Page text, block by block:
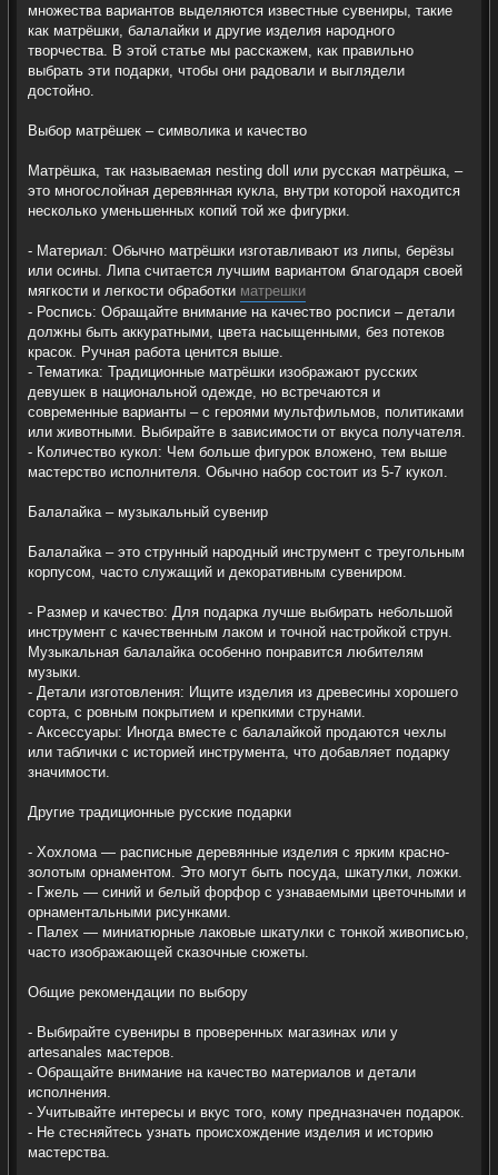
множества вариантов выделяются известные сувениры, такие
как матрёшки, балалайки и другие изделия народного
творчества. В этой статье мы расскажем, как правильно
выбрать эти подарки, чтобы они радовали и выглядели
достойно.
Выбор матрёшек – символика и качество
Матрёшка, так называемая nesting doll или русская матрёшка, –
это многослойная деревянная кукла, внутри которой находится
несколько уменьшенных копий той же фигурки.
- Материал: Обычно матрёшки изготавливают из липы, берёзы
или осины. Липа считается лучшим вариантом благодаря своей
мягкости и легкости обработки матрешки
- Роспись: Обращайте внимание на качество росписи – детали
должны быть аккуратными, цвета насыщенными, без потеков
красок. Ручная работа ценится выше.
- Тематика: Традиционные матрёшки изображают русских
девушек в национальной одежде, но встречаются и
современные варианты – с героями мультфильмов, политиками
или животными. Выбирайте в зависимости от вкуса получателя.
- Количество кукол: Чем больше фигурок вложено, тем выше
мастерство исполнителя. Обычно набор состоит из 5-7 кукол.
Балалайка – музыкальный сувенир
Балалайка – это струнный народный инструмент с треугольным
корпусом, часто служащий и декоративным сувениром.
- Размер и качество: Для подарка лучше выбирать небольшой
инструмент с качественным лаком и точной настройкой струн.
Музыкальная балалайка особенно понравится любителям
музыки.
- Детали изготовления: Ищите изделия из древесины хорошего
сорта, с ровным покрытием и крепкими струнами.
- Аксессуары: Иногда вместе с балалайкой продаются чехлы
или таблички с историей инструмента, что добавляет подарку
значимости.
Другие традиционные русские подарки
- Хохлома — расписные деревянные изделия с ярким красно-
золотым орнаментом. Это могут быть посуда, шкатулки, ложки.
- Гжель — синий и белый форфор с узнаваемыми цветочными и
орнаментальными рисунками.
- Палех — миниатюрные лаковые шкатулки с тонкой живописью,
часто изображающей сказочные сюжеты.
Общие рекомендации по выбору
- Выбирайте сувениры в проверенных магазинах или у
artesanales мастеров.
- Обращайте внимание на качество материалов и детали
исполнения.
- Учитывайте интересы и вкус того, кому предназначен подарок.
- Не стесняйтесь узнать происхождение изделия и историю
мастерства.